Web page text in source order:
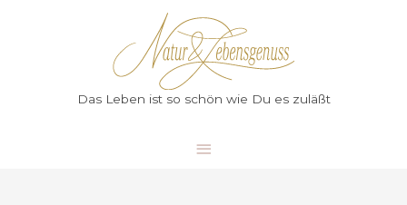
Das Leben ist so schön wie Du es zuläßt
Hauptmenü